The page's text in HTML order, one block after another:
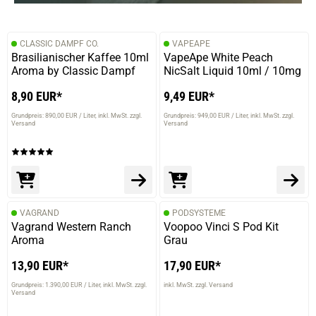
CLASSIC DAMPF CO.
Brasilianischer Kaffee 10ml
Aroma by Classic Dampf
8,90 EUR*
Grundpreis: 890,00 EUR / Liter inkl. MwSt. zzgl.
Versand
VAPEAPE
VapeApe White Peach
NicSalt Liquid 10ml / 10mg
9,49 EUR*
Grundpreis: 949,00 EUR / Liter inkl. MwSt. zzgl.
Versand
VAGRAND
Vagrand Western Ranch
Aroma
13,90 EUR*
Grundpreis: 1.390,00 EUR / Liter inkl. MwSt. zzgl.
Versand
PODSYSTEME
Voopoo Vinci S Pod Kit
Grau
17,90 EUR*
inkl. MwSt. zzgl. Versand